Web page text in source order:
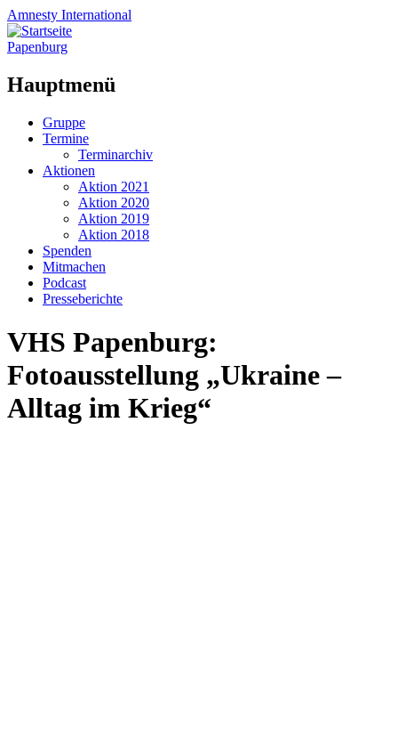
Amnesty International
Papenburg
Hauptmenü
Zum
Inhalt
Gruppe
Termine
Terminarchiv
Aktionen
Aktion 2021
Aktion 2020
Aktion 2019
Aktion 2018
Spenden
Mitmachen
Podcast
Presseberichte
VHS Papenburg:
Fotoausstellung „Ukraine –
Alltag im Krieg“